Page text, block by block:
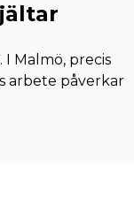
Malmö, precis
arbete påverkar